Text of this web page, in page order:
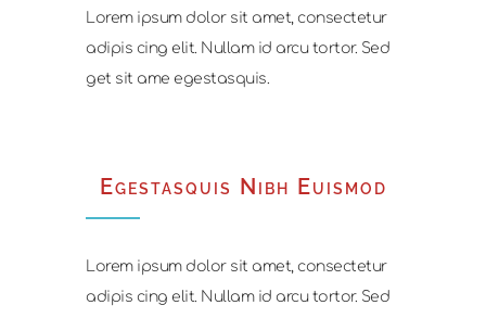
Lorem ipsum dolor sit amet, consectetur
adipis cing elit. Nullam id arcu tortor. Sed
get sit ame egestasquis.
Egestasquis Nibh Euismod
Lorem ipsum dolor sit amet, consectetur
adipis cing elit. Nullam id arcu tortor. Sed